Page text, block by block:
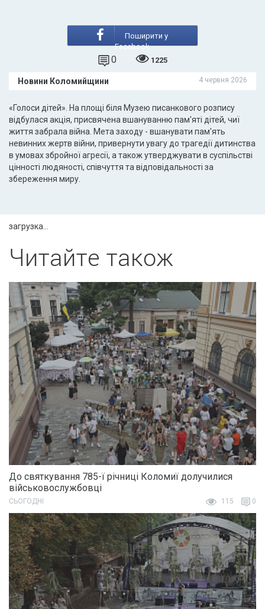
Поширити у
Facebook
0 1225
Новини Коломийщини 4 червня 2026
«Голоси дітей». На площі біля Музею писанкового розпису
відбулася акція, присвячена вшануванню пам'яті дітей, чиї
життя забрала війна. Мета заходу - вшанувати пам'ять
невинних жертв війни, привернути увагу до трагедії дитинства
в умовах збройної агресії, а також утверджувати в суспільстві
цінності людяності, співчуття та відповідальності за
збереження миру.
загрузка...
Читайте також
До святкування 785-ї річниці Коломиї долучилися
військовослужбовці
СЬОГОДНІ 115 0